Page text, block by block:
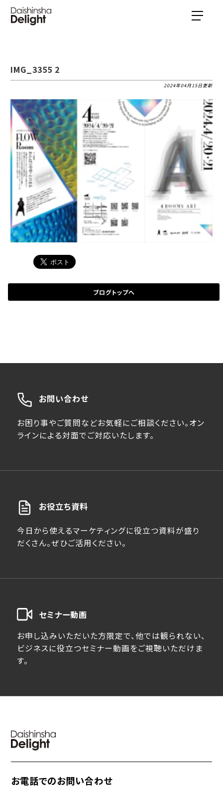
IMG_3355 2
2024年04月15日更新
ブログトップへ
お問い合わせ
お困り事やご質問などお気軽にご相談ください。オン
ラインによる対面でご対応いたします。
お役立ち資料
今日から使えるマーケティングに役立つ資料が盛り
だくさん。ぜひご活用ください。
セミナー動画
お申し込みいただいた方限定で、他では観られない、
ビジネスに役立つセミナー動画をご視聴いただけま
す。
お電話でのお問い合わせ